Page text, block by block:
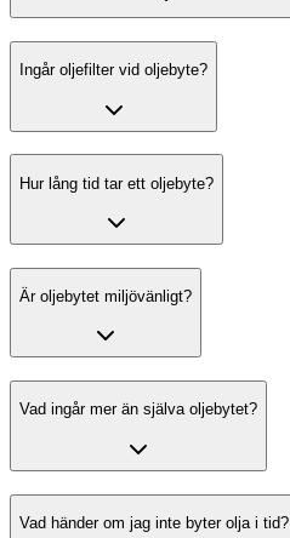
Ingår oljefilter vid oljebyte?
Hur lång tid tar ett oljebyte?
Är oljebytet miljövänligt?
Vad ingår mer än själva oljebytet?
Vad händer om jag inte byter olja i tid?